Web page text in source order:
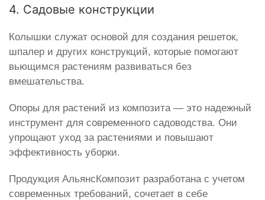
4. Садовые конструкции
Колышки служат основой для создания решеток,
шпалер и других конструкций, которые помогают
вьющимся растениям развиваться без
вмешательства.
Опоры для растений из композита — это надежный
инструмент для современного садоводства. Они
упрощают уход за растениями и повышают
эффективность уборки.
Продукция АльянсКомпозит разработана с учетом
современных требований, сочетает в себе